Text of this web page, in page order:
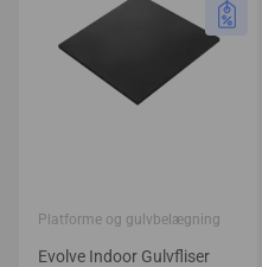
Platforme og gulvbelægning
Evolve Indoor Gulvfliser